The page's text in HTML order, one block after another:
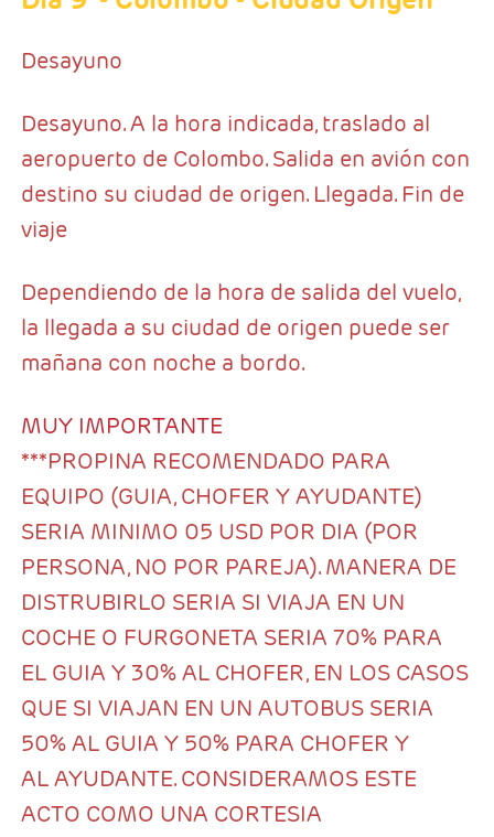
Desayuno
Desayuno. A la hora indicada, traslado al
aeropuerto de Colombo. Salida en avión con
destino su ciudad de origen. Llegada. Fin de
viaje
Dependiendo de la hora de salida del vuelo,
la llegada a su ciudad de origen puede ser
mañana con noche a bordo.
MUY IMPORTANTE
***PROPINA RECOMENDADO PARA
EQUIPO (GUIA, CHOFER Y AYUDANTE)
SERIA MINIMO 05 USD POR DIA (POR
PERSONA, NO POR PAREJA). MANERA DE
DISTRUBIRLO SERIA SI VIAJA EN UN
COCHE O FURGONETA SERIA 70% PARA
EL GUIA Y 30% AL CHOFER, EN LOS CASOS
QUE SI VIAJAN EN UN AUTOBUS SERIA
50% AL GUIA Y 50% PARA CHOFER Y
AL AYUDANTE. CONSIDERAMOS ESTE
ACTO COMO UNA CORTESIA